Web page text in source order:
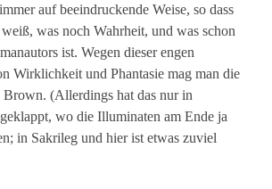
auf beeindruckende Weise, so dass
was noch Wahrheit, und was schon
ist. Wegen dieser engen
Wirklichkeit und Phantasie mag man die
Brown. (Allerdings hat das nur in
wo die Illuminaten am Ende ja
in Sakrileg und hier ist etwas zuviel